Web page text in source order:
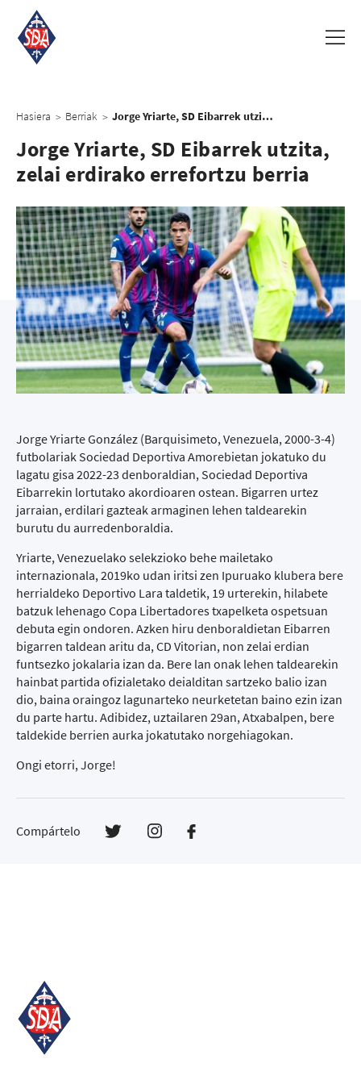
Hasiera > Berriak > Jorge Yriarte, SD Eibarrek utzita, zelai erdirako errefortzu berria
Jorge Yriarte, SD Eibarrek utzita,
zelai erdirako errefortzu berria
Jorge Yriarte González (Barquisimeto, Venezuela, 2000-3-4)
futbolariak Sociedad Deportiva Amorebietan jokatuko du
lagatu gisa 2022-23 denboraldian, Sociedad Deportiva
Eibarrekin lortutako akordioaren ostean. Bigarren urtez
jarraian, erdilari gazteak armaginen lehen taldearekin
burutu du aurredenboraldia.
Yriarte, Venezuelako selekzioko behe mailetako
internazionala, 2019ko udan iritsi zen Ipuruako klubera bere
herrialdeko Deportivo Lara taldetik, 19 urterekin, hilabete
batzuk lehenago Copa Libertadores txapelketa ospetsuan
debuta egin ondoren. Azken hiru denboraldietan Eibarren
bigarren taldean aritu da, CD Vitorian, non zelai erdian
funtsezko jokalaria izan da. Bere lan onak lehen taldearekin
hainbat partida ofizialetako deialditan sartzeko balio izan
dio, baina oraingoz lagunarteko neurketetan baino ezin izan
du parte hartu. Adibidez, uztailaren 29an, Atxabalpen, bere
taldekide berrien aurka jokatutako norgehiagokan.
Ongi etorri, Jorge!
Compártelo